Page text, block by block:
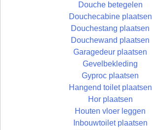
Douche betegelen
Douchecabine plaatsen
Douchestang plaatsen
Douchewand plaatsen
Garagedeur plaatsen
Gevelbekleding
Gyproc plaatsen
Hangend toilet plaatsen
Hor plaatsen
Houten vloer leggen
Inbouwtoilet plaatsen